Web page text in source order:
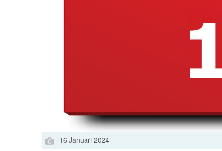
16 Januari 2024